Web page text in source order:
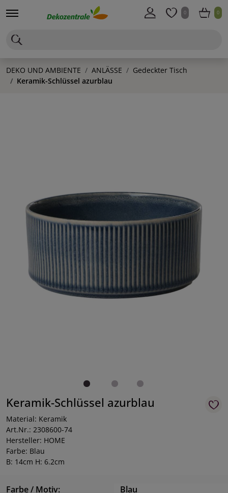
0 0
DEKO UND AMBIENTE ANLÄSSE
Gedeckter Tisch
Keramik-Schlüssel azurblau
Keramik-Schlüssel azurblau
Material: Keramik
Art.Nr.: 2308600-74
Hersteller: HOME
Farbe: Blau
B: 14cm H: 6.2cm
Farbe / Motiv: Blau